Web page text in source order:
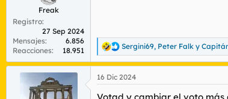
Freak
Registro
27 Sep 2024
Mensajes
6.856
Reacciones
18.951
R
e
c
Sergini69, Peter Falk y
16 Dic 2024